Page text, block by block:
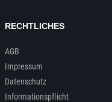
RECHTLICHES
AGB
Impressum
Datenschutz
Informationspflicht